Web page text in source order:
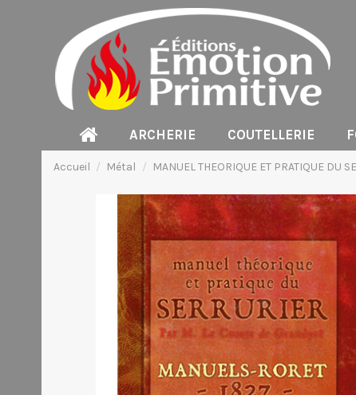
ARCHERIE COUTELLERIE
Accueil Métal MANUEL THEORIQUE ET PRATIQUE DU